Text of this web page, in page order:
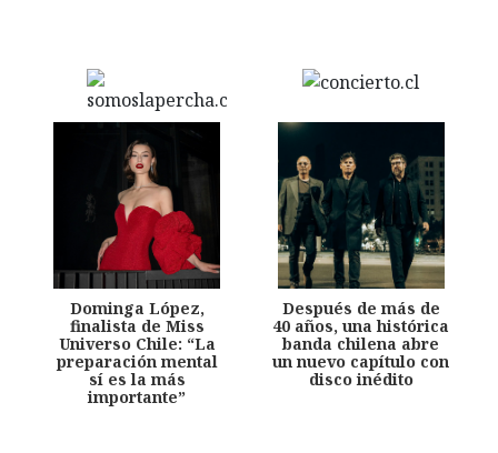
Dominga López,
finalista de Miss
Universo Chile: “La
preparación mental
sí es la más
importante”
Después de más de
40 años, una histórica
banda chilena abre
un nuevo capítulo con
disco inédito